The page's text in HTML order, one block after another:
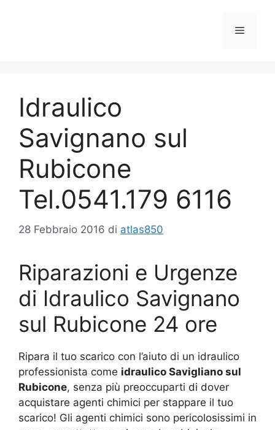
Menu
Idraulico
Savignano sul
Rubicone
Tel.0541.179 6116
28 Febbraio 2016 di atlas850
Riparazioni e Urgenze
di Idraulico Savignano
sul Rubicone 24 ore
Ripara il tuo scarico con l’aiuto di un idraulico
professionista come idraulico Savigliano sul
Rubicone, senza più preoccuparti di dover
acquistare agenti chimici per stappare il tuo
scarico! Gli agenti chimici sono pericolosissimi in